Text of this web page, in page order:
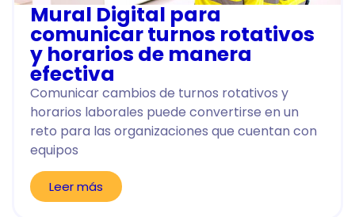
Mural Digital para
comunicar turnos rotativos
y horarios de manera
efectiva
Comunicar cambios de turnos rotativos y
horarios laborales puede convertirse en un
reto para las organizaciones que cuentan con
equipos
Leer más